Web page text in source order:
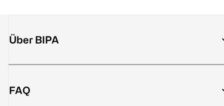
Über BIPA
FAQ